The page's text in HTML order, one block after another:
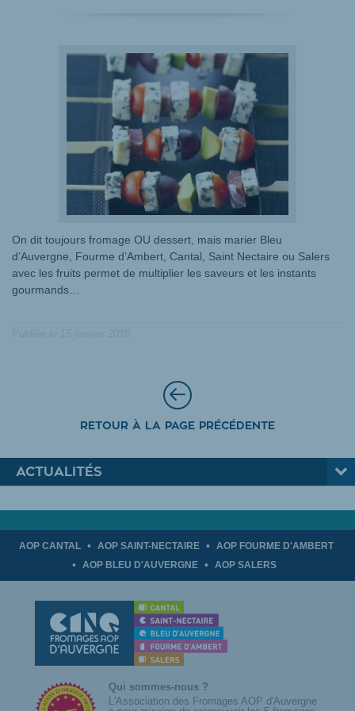
On dit toujours fromage OU dessert, mais marier Bleu
d’Auvergne, Fourme d’Ambert, Cantal, Saint Nectaire ou Salers
avec les fruits permet de multiplier les saveurs et les instants
gourmands…
RETOUR À LA PAGE PRÉCÉDENTE
ACTUALITÉS
AOP CANTAL AOP SAINT-NECTAIRE
AOP FOURME D'AMBERT
AOP BLEU D'AUVERGNE
AOP SALERS
Qui sommes-nous ?
L'Association des Fromages AOP d'Auvergne